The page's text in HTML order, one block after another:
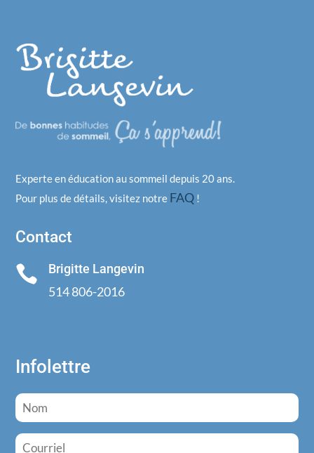
Experte en éducation au sommeil depuis 20 ans.
Pour plus de détails, visitez notre FAQ !
Contact
 Brigitte Langevin
514 806-2016
Infolettre